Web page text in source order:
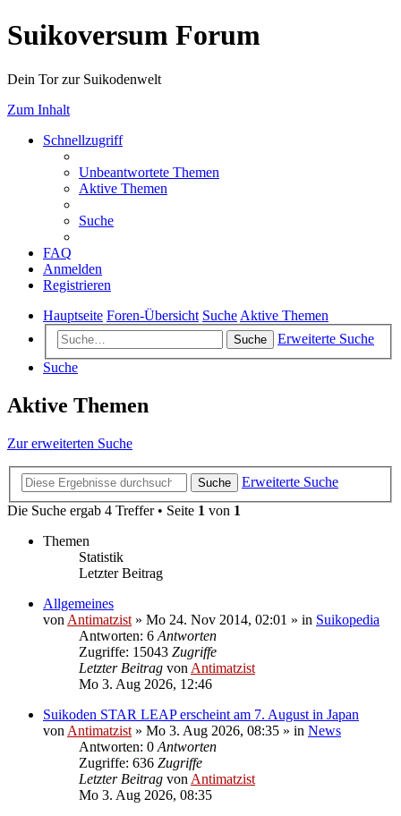
Suikoversum Forum
Dein Tor zur Suikodenwelt
Zum Inhalt
Schnellzugriff
Unbeantwortete Themen
Aktive Themen
Suche
FAQ
Anmelden
Registrieren
Hauptseite Foren-Übersicht Suche Aktive Themen
Suche
Erweiterte Suche
Suche
Aktive Themen
Zur erweiterten Suche
Suche
Erweiterte Suche
Die Suche ergab 4 Treffer • Seite 1 von 1
Themen
Statistik
Letzter Beitrag
Allgemeines
von Antimatzist » Mo 24. Nov 2014, 02:01 » in Suikopedia
Antworten: 6 Antworten
Zugriffe: 15043 Zugriffe
Letzter Beitrag von Antimatzist
Mo 3. Aug 2026, 12:46
Suikoden STAR LEAP erscheint am 7. August in Japan
von Antimatzist » Mo 3. Aug 2026, 08:35 » in News
Antworten: 0 Antworten
Zugriffe: 636 Zugriffe
Letzter Beitrag von Antimatzist
Mo 3. Aug 2026, 08:35